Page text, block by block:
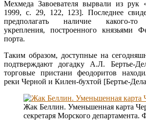
Мехмеда Завоевателя вырвали из рук
1999, с. 29, 122, 123]. Последнее
предполагать наличие какого-то
укрепления, построенного князьями
порта.
Таким образом, доступные на
подтверждают догадку А.Л. Бертье-
торговые пристани феодоритов
реки Черной и Килен-бухтой [Бертье-
Жак Беллин. Уменьшенная карта
секретаря Морского департамента.